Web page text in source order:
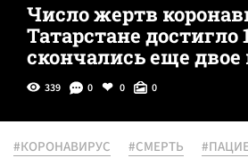
Число жертв
Татарстане достигло
скончались еще
339 0 0 0
#КОРОНАВИРУС #СМЕРТЬ